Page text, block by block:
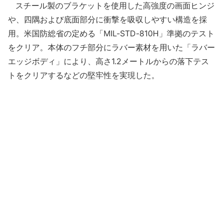
スチール製のブラケットを使用した高強度の画面ヒンジ
や、四隅および底面部分に衝撃を吸収しやすい構造を採
用。米国防総省の定める「MIL-STD-810H」準拠のテスト
をクリア。本体のフチ部分にラバー素材を用いた「ラバー
エッジボディ」により、高さ1.2メートルからの落下テス
トをクリアするなどの堅牢性を実現した。